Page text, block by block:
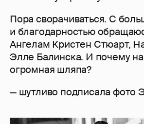
Пора сворачиваться. С
и благодарностью
Ангелам Кристен Стюарт,
Элле Балинска. И почему
огромная шляпа?
— шутливо подписала фото